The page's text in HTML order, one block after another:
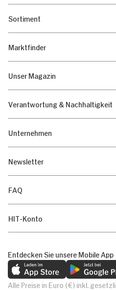
Sortiment
Marktfinder
Unser Magazin
Verantwortung & Nachhaltigkeit
Unternehmen
Newsletter
FAQ
HIT-Konto
Entdecken Sie unsere Mobile App
Alle Preise in Euro (€) inkl.